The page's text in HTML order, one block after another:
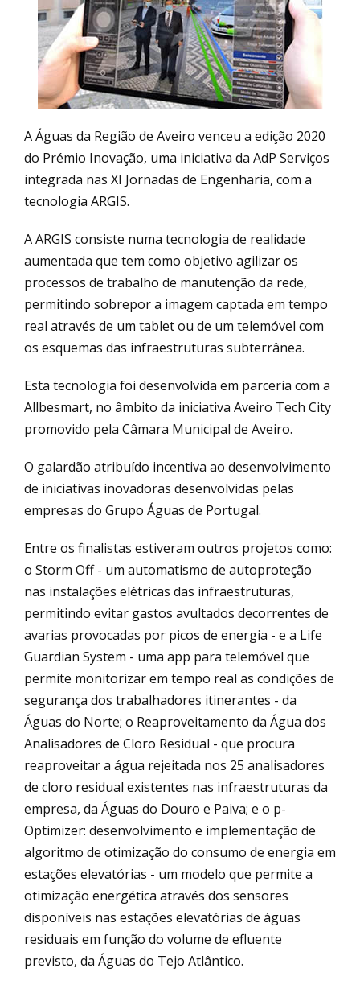
A Águas da Região de Aveiro venceu a edição 2020
do Prémio Inovação, uma iniciativa da AdP Serviços
integrada nas XI Jornadas de Engenharia, com a
tecnologia ARGIS.
A ARGIS consiste numa tecnologia de realidade
aumentada que tem como objetivo agilizar os
processos de trabalho de manutenção da rede,
permitindo sobrepor a imagem captada em tempo
real através de um tablet ou de um telemóvel com
os esquemas das infraestruturas subterrânea.
Esta tecnologia foi desenvolvida em parceria com a
Allbesmart, no âmbito da iniciativa Aveiro Tech City
promovido pela Câmara Municipal de Aveiro.
O galardão atribuído incentiva ao desenvolvimento
de iniciativas inovadoras desenvolvidas pelas
empresas do Grupo Águas de Portugal.
Entre os finalistas estiveram outros projetos como:
o Storm Off - um automatismo de autoproteção
nas instalações elétricas das infraestruturas,
permitindo evitar gastos avultados decorrentes de
avarias provocadas por picos de energia - e a Life
Guardian System - uma app para telemóvel que
permite monitorizar em tempo real as condições de
segurança dos trabalhadores itinerantes - da
Águas do Norte; o Reaproveitamento da Água dos
Analisadores de Cloro Residual - que procura
reaproveitar a água rejeitada nos 25 analisadores
de cloro residual existentes nas infraestruturas da
empresa, da Águas do Douro e Paiva; e o p-
Optimizer: desenvolvimento e implementação de
algoritmo de otimização do consumo de energia em
estações elevatórias - um modelo que permite a
otimização energética através dos sensores
disponíveis nas estações elevatórias de águas
residuais em função do volume de efluente
previsto, da Águas do Tejo Atlântico.